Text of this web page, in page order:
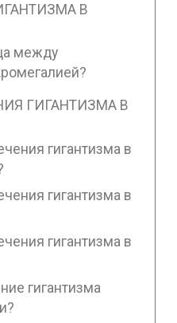
В
между
ГИГАНТИЗМА В
гигантизма в
гигантизма в
гигантизма в
гигантизма